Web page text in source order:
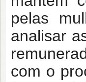
pelas
analisar
com o